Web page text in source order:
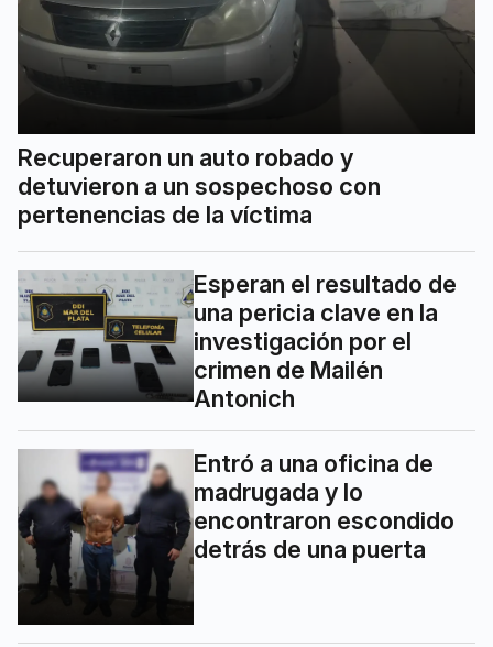
Recuperaron un auto robado y
detuvieron a un sospechoso con
pertenencias de la víctima
Esperan el resultado de
una pericia clave en la
investigación por el
crimen de Mailén
Antonich
Entró a una oficina de
madrugada y lo
encontraron escondido
detrás de una puerta